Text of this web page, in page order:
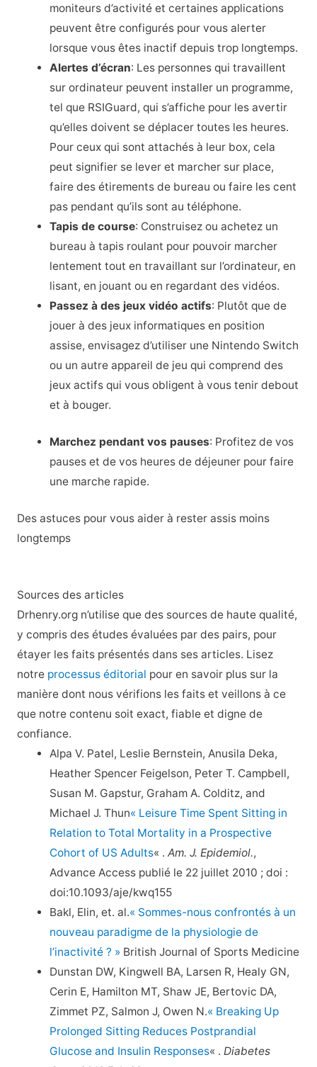
moniteurs d’activité et certaines applications
peuvent être configurés pour vous alerter
lorsque vous êtes inactif depuis trop longtemps.
Alertes d’écran: Les personnes qui travaillent
sur ordinateur peuvent installer un programme,
tel que RSIGuard, qui s’affiche pour les avertir
qu’elles doivent se déplacer toutes les heures.
Pour ceux qui sont attachés à leur box, cela
peut signifier se lever et marcher sur place,
faire des étirements de bureau ou faire les cent
pas pendant qu’ils sont au téléphone.
Tapis de course: Construisez ou achetez un
bureau à tapis roulant pour pouvoir marcher
lentement tout en travaillant sur l’ordinateur, en
lisant, en jouant ou en regardant des vidéos.
Passez à des jeux vidéo actifs: Plutôt que de
jouer à des jeux informatiques en position
assise, envisagez d’utiliser une Nintendo Switch
ou un autre appareil de jeu qui comprend des
jeux actifs qui vous obligent à vous tenir debout
et à bouger.
Marchez pendant vos pauses: Profitez de vos
pauses et de vos heures de déjeuner pour faire
une marche rapide.
Des astuces pour vous aider à rester assis moins
longtemps
Sources des articles
Drhenry.org n’utilise que des sources de haute qualité,
y compris des études évaluées par des pairs, pour
étayer les faits présentés dans ses articles. Lisez
notre processus éditorial pour en savoir plus sur la
manière dont nous vérifions les faits et veillons à ce
que notre contenu soit exact, fiable et digne de
confiance.
Alpa V. Patel, Leslie Bernstein, Anusila Deka,
Heather Spencer Feigelson, Peter T. Campbell,
Susan M. Gapstur, Graham A. Colditz, and
Michael J. Thun« Leisure Time Spent Sitting in
Relation to Total Mortality in a Prospective
Cohort of US Adults« .Am. J. Epidemiol.,
Advance Access publié le 22 juillet 2010 ; doi :
doi:10.1093/aje/kwq155
Bakl, Elin, et. al.« Sommes-nous confrontés à un
nouveau paradigme de la physiologie de
l’inactivité ? » British Journal of Sports Medicine
Dunstan DW, Kingwell BA, Larsen R, Healy GN,
Cerin E, Hamilton MT, Shaw JE, Bertovic DA,
Zimmet PZ, Salmon J, Owen N.« Breaking Up
Prolonged Sitting Reduces Postprandial
Glucose and Insulin Responses« .Diabetes